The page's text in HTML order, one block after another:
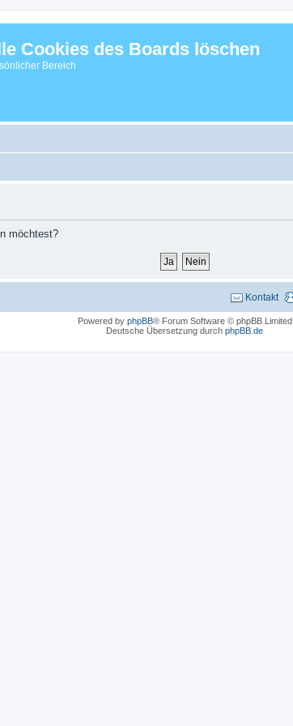
Cookies des Boards löschen
Bereich
möchtest?
Kontakt
Powered by phpBB® Forum Software © phpBB Limited
Deutsche Übersetzung durch phpBB.de